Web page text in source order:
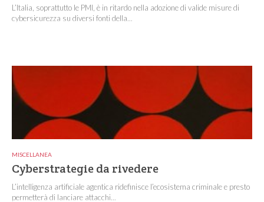
L’Italia, soprattutto le PMI, è in ritardo nella adozione di valide misure di
cybersicurezza su diversi fonti della...
MISCELLANEA
Cyberstrategie da rivedere
L’intelligenza artificiale agentica ridefinisce l’ecosistema criminale e presto
permetterà di lanciare attacchi...